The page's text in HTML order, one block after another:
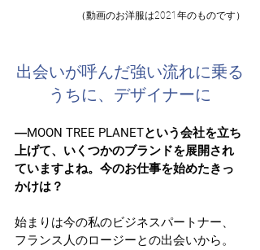
（動画のお洋服は2021年のものです）
出会いが呼んだ強い流れに乗る
うちに、デザイナーに
―MOON TREE PLANETという会社を立ち
上げて、いくつかのブランドを展開され
ていますよね。今のお仕事を始めたきっ
かけは？
始まりは今の私のビジネスパートナー、
フランス人のロージーとの出会いから。